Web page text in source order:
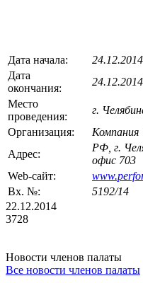
Дата начала:
24.12.2014
Дата
окончания:
24.12.2014
Место
проведения:
г.
Организация:
Адрес:
РФ, г.
офис 703
Web-сайт:
Вх. №:
5192/14
22.12.2014
3728
Новости членов палаты
Все новости членов палаты